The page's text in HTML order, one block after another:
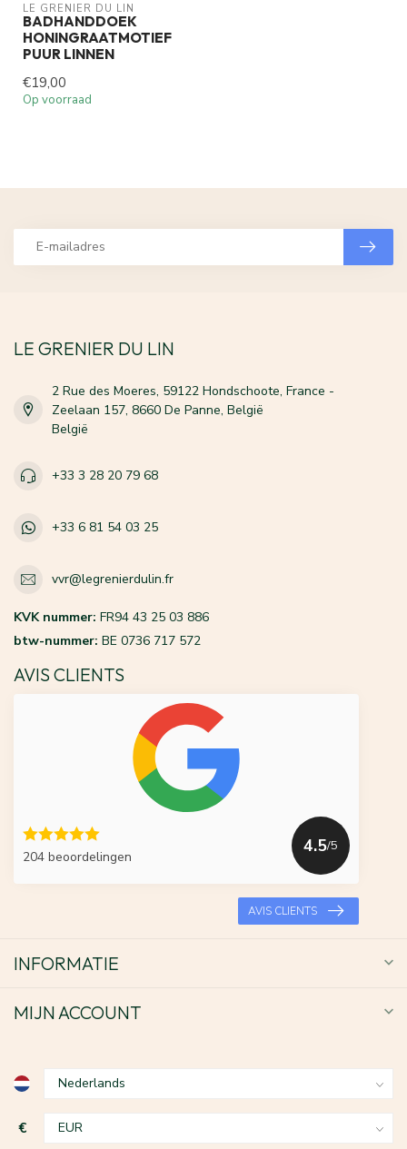
LE GRENIER DU LIN
BADHANDDOEK
HONINGRAATMOTIEF
PUUR LINNEN
€19,00
Op voorraad
LE GRENIER DU LIN
2 Rue des Moeres, 59122 Hondschoote, France -
Zeelaan 157, 8660 De Panne, België
België
+33 3 28 20 79 68
+33 6 81 54 03 25
vvr@legrenierdulin.fr
KVK nummer: FR94 43 25 03 886
btw-nummer: BE 0736 717 572
AVIS CLIENTS
204 beoordelingen
4.5/5
AVIS CLIENTS
INFORMATIE
MIJN ACCOUNT
€